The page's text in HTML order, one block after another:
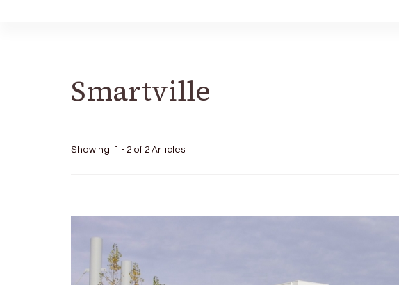
Smartville
Showing: 1 - 2 of 2 Articles